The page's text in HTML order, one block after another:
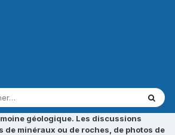
géologique. Les discussions
minéraux ou de roches, de photos de